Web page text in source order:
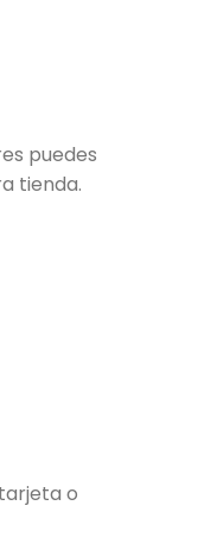
puedes
tienda.
o